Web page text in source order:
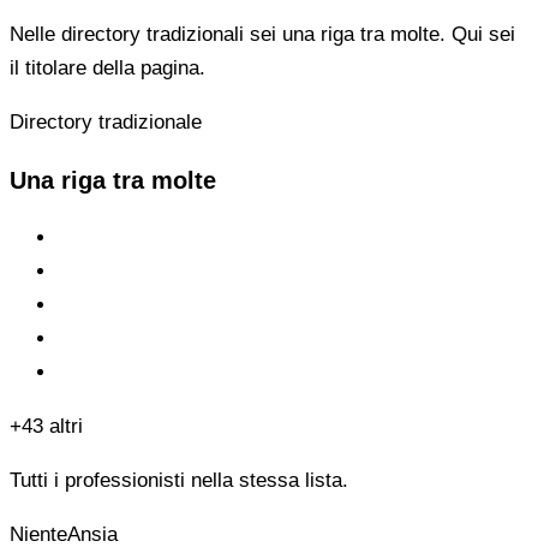
Nelle directory tradizionali sei una riga tra molte. Qui sei
il titolare della pagina.
Directory tradizionale
Una riga tra molte
+43 altri
Tutti i professionisti nella stessa lista.
NienteAnsia